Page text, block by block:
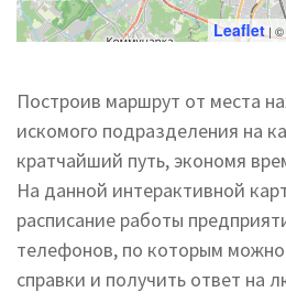
Leaflet | ©
Построив маршрут от места
искомого подразделения на
кратчайший путь, экономя
На данной интерактивной
расписание работы
телефонов, по которым
справки и получить ответ на